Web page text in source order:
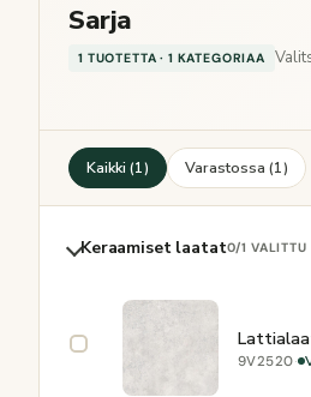
Sarja
1 TUOTETTA · 1 KATEGORIAA
Kaikki (1) Varastossa (1)
Keraamiset laatat0/1 VALITTU
9V2520·